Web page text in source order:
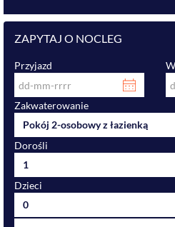
ZAPYTAJ O NOCLEG
Przyjazd
Zakwaterowanie
Pokój 2-osobowy z łazienką
Dorośli
1
Dzieci
0